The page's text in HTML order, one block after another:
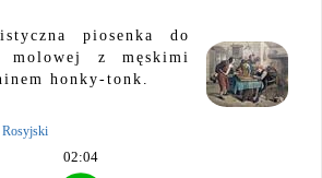
piosenka do
z męskimi
honky-tonk.
Rosyjski
02:04